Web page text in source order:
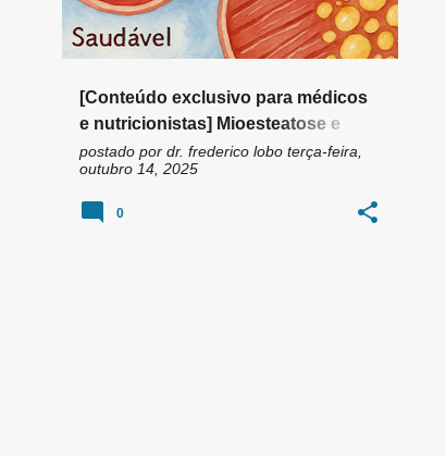
[Conteúdo exclusivo para médicos
e nutricionistas] Mioesteatose e
diabetes tipo 2
postado por dr. frederico lobo terça-feira,
outubro 14, 2025
0